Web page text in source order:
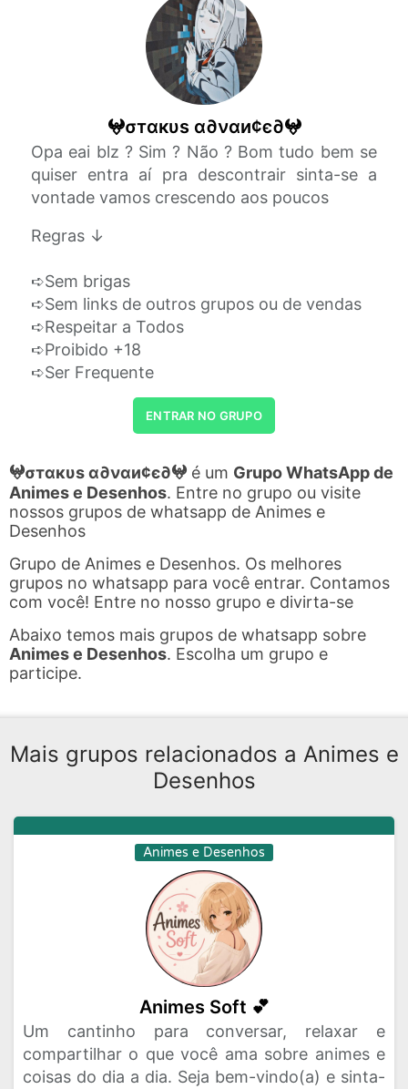
𖤍σтαкυѕ α∂ναи¢є∂𖤍
Opa eai blz ? Sim ? Não ? Bom tudo bem se
quiser entra aí pra descontrair sinta-se a
vontade vamos crescendo aos poucos
Regras ↓
➪Sem brigas
➪Sem links de outros grupos ou de vendas
➪Respeitar a Todos
➪Proibido +18
➪Ser Frequente
ENTRAR NO GRUPO
𖤍σтαкυѕ α∂ναи¢є∂𖤍 é um Grupo WhatsApp de
Animes e Desenhos. Entre no grupo ou visite
nossos grupos de whatsapp de Animes e
Desenhos
Grupo de Animes e Desenhos. Os melhores
grupos no whatsapp para você entrar. Contamos
com você! Entre no nosso grupo e divirta-se
Abaixo temos mais grupos de whatsapp sobre
Animes e Desenhos. Escolha um grupo e
participe.
Mais grupos relacionados a Animes e
Desenhos
Animes e Desenhos
Animes Soft 💕
Um cantinho para conversar, relaxar e
compartilhar o que você ama sobre animes e
coisas do dia a dia. Seja bem-vindo(a) e sinta-